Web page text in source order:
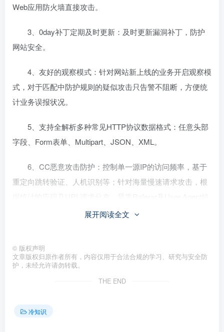
Web应用防火墙直接攻击。
3、0day补丁定期及时更新：及时更新漏洞补丁，防护
网站安全。
4、友好的观察模式：针对网站新上线的业务开启观察模
式，对于匹配中防护规则的疑似攻击只告警不阻断，方便统
计业务误报状况。
5、支持全解析多种常见HTTP协议数据格式：任意头部
字段、Form表单、Multipart、JSON、XML。
6、CC恶意攻击防护：控制单一源IP的访问频率，基于
重定向跳转验证、人机识别等；针对海量慢速请求攻击，根
征识别，结合网站精准防护规则综合防护。
盗链防护、网站后台保护等防护场景。
8、虚拟补丁，在Web应用漏洞补丁发布和修复之前，通
展开阅读全文
© 版权声明
文章版权归原作者所有，内容仅用于合法合规的学习、研究与安全防
护，未经允许请勿转载。
THE END
冷知识